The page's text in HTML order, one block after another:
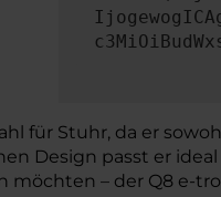
für Stuhr, da er
Design passt er
möchten – der Q8